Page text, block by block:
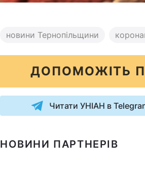
новини Тернопільщини
ДОПОМОЖІТЬ
Читати УНІАН в
НОВИНИ ПАРТНЕРІВ